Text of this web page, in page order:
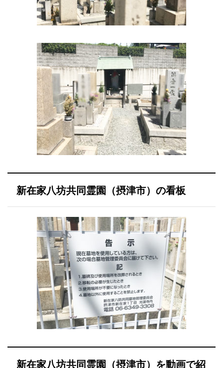
新在家八坊共同霊園（摂津市）の看板
新在家八坊共同霊園（摂津市）を動画で紹